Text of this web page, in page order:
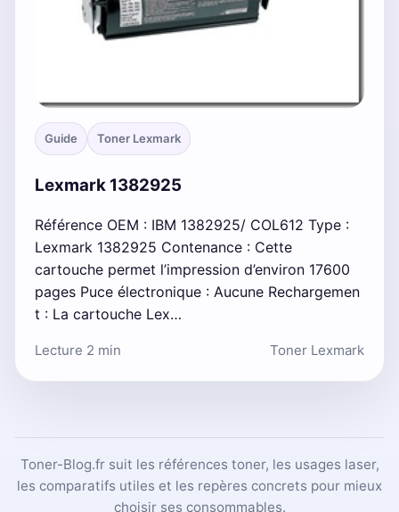
Guide Toner Lexmark
Lexmark 1382925
Référence OEM : IBM 1382925/ COL612 Type :
Lexmark 1382925 Contenance : Cette
cartouche permet l’impression d’environ 17600
pages Puce électronique : Aucune Rechargemen
t : La cartouche Lex…
Lecture 2 min Toner Lexmark
Toner-Blog.fr suit les références toner, les usages laser,
les comparatifs utiles et les repères concrets pour mieux
choisir ses consommables.